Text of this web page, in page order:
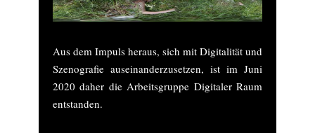
Aus dem Impuls heraus, sich mit Digitalität und
Szenografie auseinanderzusetzen, ist im Juni
2020 daher die Arbeitsgruppe Digitaler Raum
entstanden.